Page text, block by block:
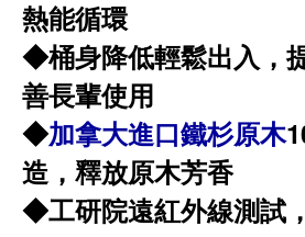
熱能循環
◆桶身降低輕鬆出入，
善長輩使用
◆加拿大進口鐵杉原木
造，釋放原木芳香
◆工研院遠紅外線測試